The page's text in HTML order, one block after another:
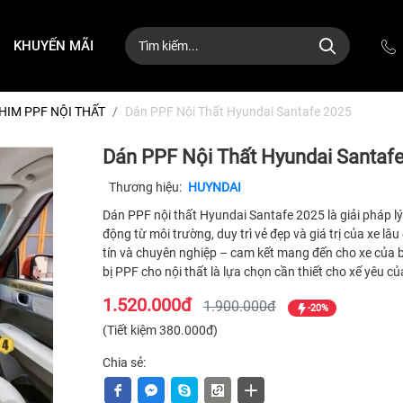
KHUYẾN MÃI
PPF NỘI THẤT Dán PPF Nội Thất Hyundai Santafe 2025
Dán PPF Nội Thất Hyundai
Thương hiệu: HUYNDAI
Dán PPF nội thất Hyundai Santafe 2025 là giải pháp
động từ môi trường, duy trì vẻ đẹp và giá trị của xe
tín và chuyên nghiệp – cam kết mang đến cho xe
bị PPF cho nội thất là lựa chọn cần thiết cho xế yêu
1.520.000đ 1.900.000đ -20%
(Tiết kiệm 380.000đ)
Chia sẻ: